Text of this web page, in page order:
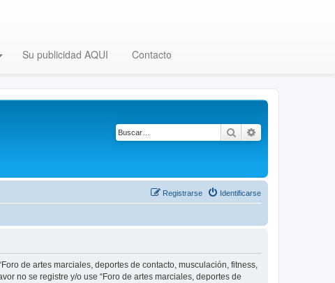
Su publicidad AQUI Contacto
Buscar
Identificarse
Registrarse
de artes marciales, deportes de contacto, musculación, fitness,
no se registre y/o use “Foro de artes marciales, deportes de